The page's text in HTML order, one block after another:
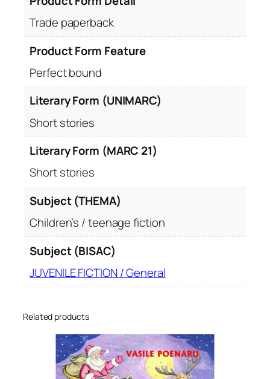
Trade paperback
Product Form Feature
Perfect bound
Literary Form (UNIMARC)
Short stories
Literary Form (MARC 21)
Short stories
Subject (THEMA)
Children’s / teenage fiction
Subject (BISAC)
JUVENILE FICTION / General
Related products